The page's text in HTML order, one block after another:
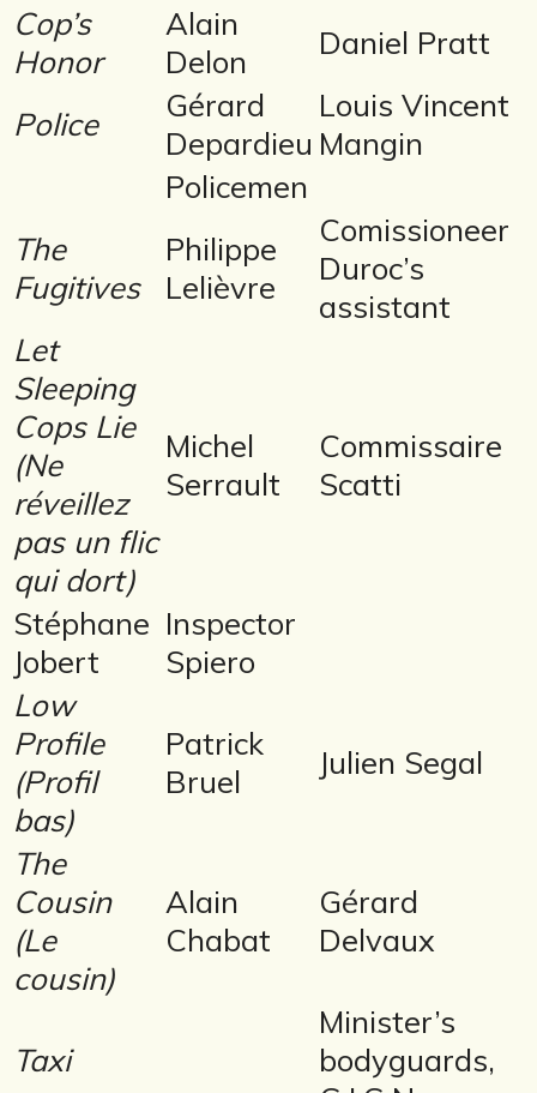
Cop’s
Honor
Alain
Delon
Daniel Pratt
Police
Gérard
Depardieu
Louis Vincent
Mangin
Policemen
The
Fugitives
Philippe
Lelièvre
Comissioneer
Duroc’s
assistant
Let
Sleeping
Cops Lie
(Ne
réveillez
pas un flic
qui dort)
Michel
Serrault
Commissaire
Scatti
Stéphane
Jobert
Inspector
Spiero
Low
Profile
(Profil
bas)
Patrick
Bruel
Julien Segal
The
Cousin
(Le
cousin)
Alain
Chabat
Gérard
Delvaux
Taxi
Minister’s
bodyguards,